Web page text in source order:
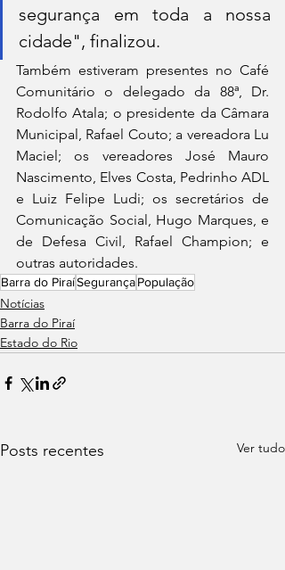
segurança em toda a nossa
cidade", finalizou.
Também estiveram presentes no Café
Comunitário o delegado da 88ª, Dr.
Rodolfo Atala; o presidente da Câmara
Municipal, Rafael Couto; a vereadora Lu
Maciel; os vereadores José Mauro
Nascimento, Elves Costa, Pedrinho ADL
e Luiz Felipe Ludi; os secretários de
Comunicação Social, Hugo Marques, e
de Defesa Civil, Rafael Champion; e
outras autoridades.
Barra do PiraíSegurançaPopulação
Notícias
Barra do Piraí
Estado do Rio
Posts recentes Ver tudo